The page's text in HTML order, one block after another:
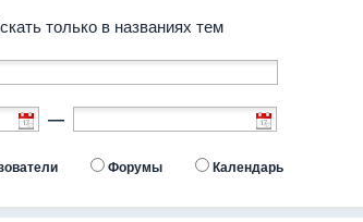
только в названиях тем
—
Форумы Календарь